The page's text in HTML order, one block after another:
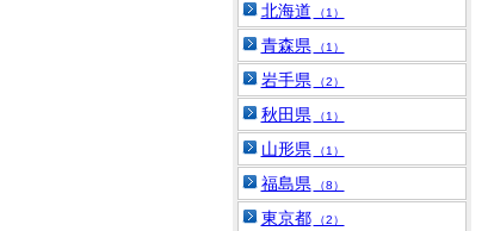
北海道 （1）
青森県 （1）
岩手県 （2）
秋田県 （1）
山形県 （1）
福島県 （8）
東京都 （2）